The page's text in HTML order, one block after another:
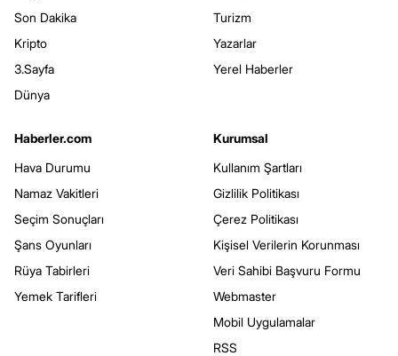
Son Dakika
Kripto
3.Sayfa
Dünya
Turizm
Yazarlar
Yerel Haberler
Haberler.com
Hava Durumu
Namaz Vakitleri
Seçim Sonuçları
Şans Oyunları
Rüya Tabirleri
Yemek Tarifleri
Kurumsal
Kullanım Şartları
Gizlilik Politikası
Çerez Politikası
Kişisel Verilerin Korunması
Veri Sahibi Başvuru Formu
Webmaster
Mobil Uygulamalar
RSS